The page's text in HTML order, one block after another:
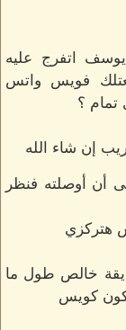
اتفرج عليه
فويس واتس
تمام ؟
إن شاء الله
أن أوصلته فنظر
هتركزي
خالص طول ما
تكون كويس